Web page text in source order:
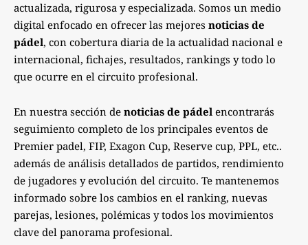
actualizada, rigurosa y especializada. Somos un medio
digital enfocado en ofrecer las mejores noticias de
pádel, con cobertura diaria de la actualidad nacional e
internacional, fichajes, resultados, rankings y todo lo
que ocurre en el circuito profesional.
En nuestra sección de noticias de pádel encontrarás
seguimiento completo de los principales eventos de
Premier padel, FIP, Exagon Cup, Reserve cup, PPL, etc..
además de análisis detallados de partidos, rendimiento
de jugadores y evolución del circuito. Te mantenemos
informado sobre los cambios en el ranking, nuevas
parejas, lesiones, polémicas y todos los movimientos
clave del panorama profesional.